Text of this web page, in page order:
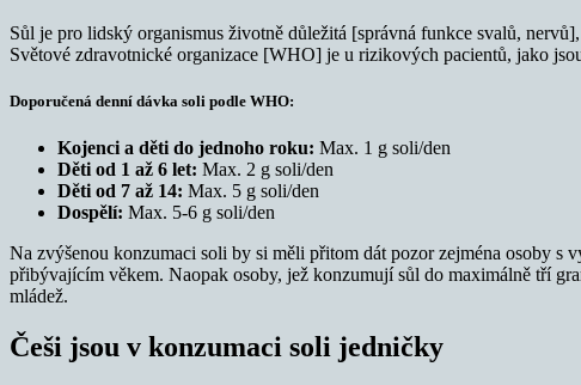
Sůl je pro lidský organismus životně důležitá [správná funkce svalů,
Světové zdravotnické organizace [WHO] je u rizikových pacientů, jako
Doporučená denní dávka soli podle WHO:
Kojenci a děti do jednoho roku: Max. 1 g soli/den
Děti od 1 až 6 let: Max. 2 g soli/den
Děti od 7 až 14: Max. 5 g soli/den
Dospělí: Max. 5-6 g soli/den
Na zvýšenou konzumaci soli by si měli přitom dát pozor zejména osoby s
přibývajícím věkem. Naopak osoby, jež konzumují sůl do maximálně tří
mládež.
Češi jsou v konzumaci soli jedničky